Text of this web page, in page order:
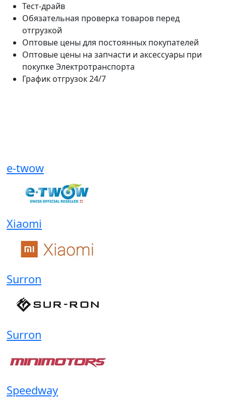
Тест-драйв
Обязательная проверка товаров перед
отгрузкой
Оптовые цены для постоянных покупателей
Оптовые цены на запчасти и аксессуары при
покупке Электротранспорта
График отгрузок 24/7
e-twow
Xiaomi
Surron
Surron
Speedway